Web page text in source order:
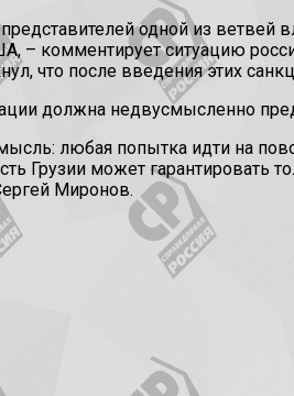
одной из ветвей
– комментирует ситуацию
что после введения этих
должна недвусмысленно
любая попытка идти на
Грузии может гарантировать
Миронов.